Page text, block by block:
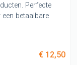
Perfecte
betaalbare
€ 12,50